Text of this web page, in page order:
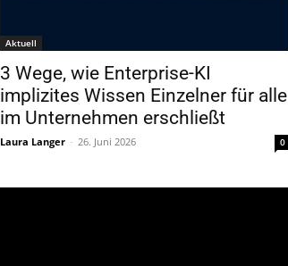
Aktuell
3 Wege, wie Enterprise-KI
implizites Wissen Einzelner für alle
im Unternehmen erschließt
Laura Langer - 26. Juni 2026 0